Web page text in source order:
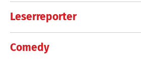
Leserreporter
Comedy